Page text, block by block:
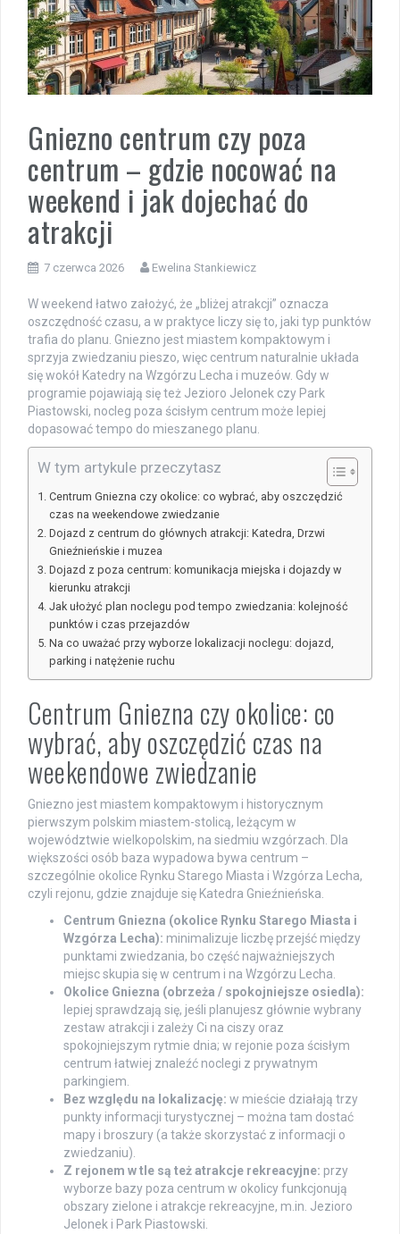
Gniezno centrum czy poza
centrum – gdzie nocować na
weekend i jak dojechać do
atrakcji
7 czerwca 2026 Ewelina Stankiewicz
W weekend łatwo założyć, że „bliżej atrakcji” oznacza
oszczędność czasu, a w praktyce liczy się to, jaki typ punktów
trafia do planu. Gniezno jest miastem kompaktowym i
sprzyja zwiedzaniu pieszo, więc centrum naturalnie układa
się wokół Katedry na Wzgórzu Lecha i muzeów. Gdy w
programie pojawiają się też Jezioro Jelonek czy Park
Piastowski, nocleg poza ścisłym centrum może lepiej
dopasować tempo do mieszanego planu.
W tym artykule przeczytasz
Centrum Gniezna czy okolice: co wybrać, aby oszczędzić
czas na weekendowe zwiedzanie
Dojazd z centrum do głównych atrakcji: Katedra, Drzwi
Gnieźnieńskie i muzea
Dojazd z poza centrum: komunikacja miejska i dojazdy w
kierunku atrakcji
Jak ułożyć plan noclegu pod tempo zwiedzania: kolejność
punktów i czas przejazdów
Na co uważać przy wyborze lokalizacji noclegu: dojazd,
parking i natężenie ruchu
Centrum Gniezna czy okolice: co
wybrać, aby oszczędzić czas na
weekendowe zwiedzanie
Gniezno jest miastem kompaktowym i historycznym
pierwszym polskim miastem-stolicą, leżącym w
województwie wielkopolskim, na siedmiu wzgórzach. Dla
większości osób baza wypadowa bywa centrum –
szczególnie okolice Rynku Starego Miasta i Wzgórza Lecha,
czyli rejonu, gdzie znajduje się Katedra Gnieźnieńska.
Centrum Gniezna (okolice Rynku Starego Miasta i
Wzgórza Lecha): minimalizuje liczbę przejść między
punktami zwiedzania, bo część najważniejszych
miejsc skupia się w centrum i na Wzgórzu Lecha.
Okolice Gniezna (obrzeża / spokojniejsze osiedla):
lepiej sprawdzają się, jeśli planujesz głównie wybrany
zestaw atrakcji i zależy Ci na ciszy oraz
spokojniejszym rytmie dnia; w rejonie poza ścisłym
centrum łatwiej znaleźć noclegi z prywatnym
parkingiem.
Bez względu na lokalizację: w mieście działają trzy
punkty informacji turystycznej – można tam dostać
mapy i broszury (a także skorzystać z informacji o
zwiedzaniu).
Z rejonem w tle są też atrakcje rekreacyjne: przy
wyborze bazy poza centrum w okolicy funkcjonują
obszary zielone i atrakcje rekreacyjne, m.in. Jezioro
Jelonek i Park Piastowski.